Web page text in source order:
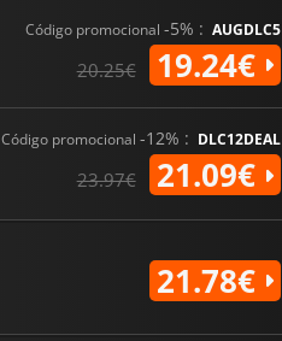
Código promocional -5% : AUGDLC5
20.25€ 19.24€
Código promocional -12% : DLC12DEAL
23.97€ 21.09€
21.78€